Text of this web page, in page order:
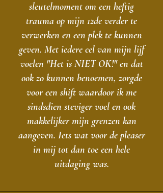
sleutelmoment om een heftig
trauma op mijn 12de verder te
verwerken en een plek te kunnen
geven. Met iedere cel van mijn lijf
voelen "Het is NIET OK!" en dat
ook zo kunnen benoemen, zorgde
voor een shift waardoor ik me
sindsdien steviger voel en ook
makkelijker mijn grenzen kan
aangeven. Iets wat voor de pleaser
in mij tot dan toe een hele
uitdaging was.